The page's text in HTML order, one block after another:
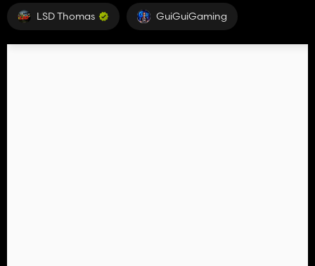
LSD Thomas GuiGuiGaming